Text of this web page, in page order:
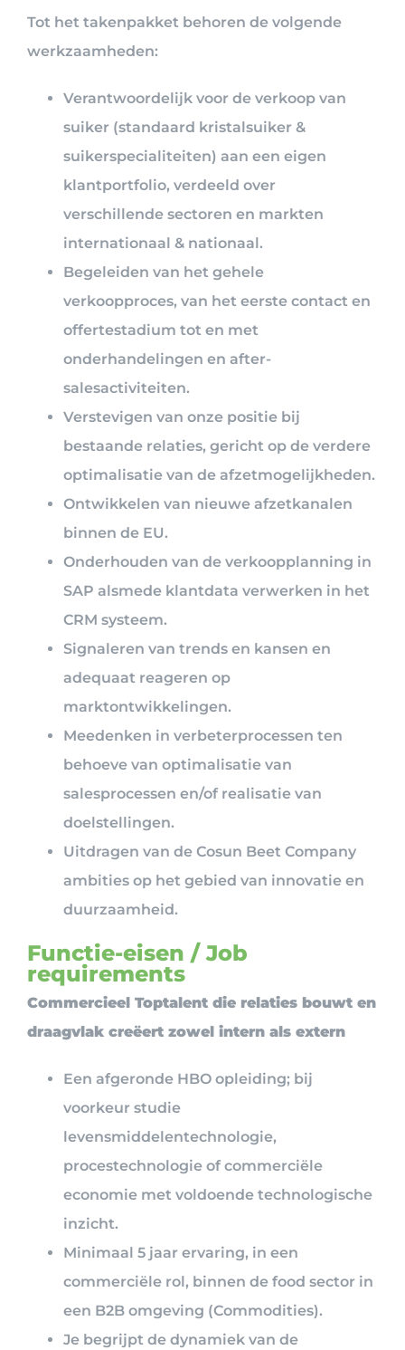
Tot het takenpakket behoren de volgende
werkzaamheden:
Verantwoordelijk voor de verkoop van
suiker (standaard kristalsuiker &
suikerspecialiteiten) aan een eigen
klantportfolio, verdeeld over
verschillende sectoren en markten
internationaal & nationaal.
Begeleiden van het gehele
verkoopproces, van het eerste contact en
offertestadium tot en met
onderhandelingen en after-
salesactiviteiten.
Verstevigen van onze positie bij
bestaande relaties, gericht op de verdere
optimalisatie van de afzetmogelijkheden.
Ontwikkelen van nieuwe afzetkanalen
binnen de EU.
Onderhouden van de verkoopplanning in
SAP alsmede klantdata verwerken in het
CRM systeem.
Signaleren van trends en kansen en
adequaat reageren op
marktontwikkelingen.
Meedenken in verbeterprocessen ten
behoeve van optimalisatie van
salesprocessen en/of realisatie van
doelstellingen.
Uitdragen van de Cosun Beet Company
ambities op het gebied van innovatie en
duurzaamheid.
Functie-eisen / Job
requirements
Commercieel Toptalent die relaties bouwt en
draagvlak creëert zowel intern als extern
Een afgeronde HBO opleiding; bij
voorkeur studie
levensmiddelentechnologie,
procestechnologie of commerciële
economie met voldoende technologische
inzicht.
Minimaal 5 jaar ervaring, in een
commerciële rol, binnen de food sector in
een B2B omgeving (Commodities).
Je begrijpt de dynamiek van de